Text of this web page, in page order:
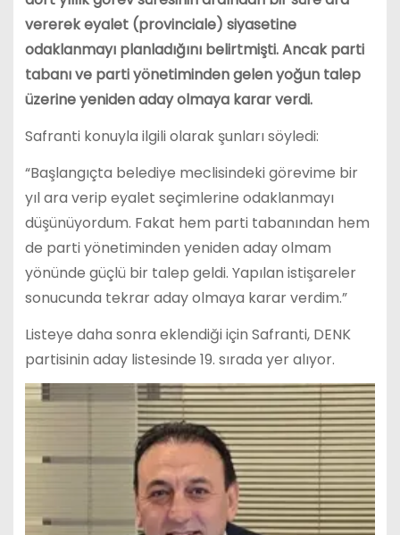
vererek eyalet (provinciale) siyasetine
odaklanmayı planladığını belirtmişti. Ancak parti
tabanı ve parti yönetiminden gelen yoğun talep
üzerine yeniden aday olmaya karar verdi.
Safranti konuyla ilgili olarak şunları söyledi:
“Başlangıçta belediye meclisindeki görevime bir
yıl ara verip eyalet seçimlerine odaklanmayı
düşünüyordum. Fakat hem parti tabanından hem
de parti yönetiminden yeniden aday olmam
yönünde güçlü bir talep geldi. Yapılan istişareler
sonucunda tekrar aday olmaya karar verdim.”
Listeye daha sonra eklendiği için Safranti, DENK
partisinin aday listesinde 19. sırada yer alıyor.